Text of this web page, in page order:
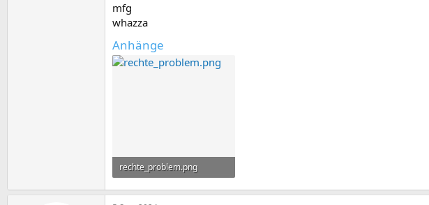
mfg
whazza
Anhänge
rechte_problem.png
13,5 KB · Aufrufe: 2